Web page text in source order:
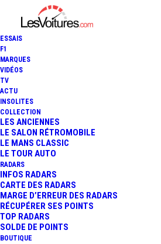
ESSAIS
F1
MARQUES
VIDÉOS
TV
ACTU
INSOLITES
COLLECTION
LES ANCIENNES
LE SALON RÉTROMOBILE
LE MANS CLASSIC
LE TOUR AUTO
RADARS
INFOS RADARS
CARTE DES RADARS
MARGE D’ERREUR DES RADARS
RÉCUPÉRER SES POINTS
TOP RADARS
SOLDE DE POINTS
BOUTIQUE
LMP1-H,
1 Minute